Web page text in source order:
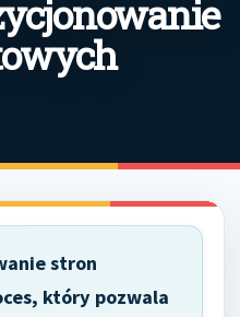
stron
który pozwala